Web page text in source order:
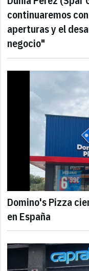
continuaremos
aperturas y el
negocio"
Domino's Pizza
en España